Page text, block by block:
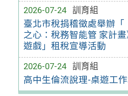
2026-07-24
訓育組
臺北市稅捐稽徵處舉辦「
之心：稅務智能管 家計
遊戲」租稅宣導活動
2026-07-24
訓育組
高中生倫流說理-桌遊工